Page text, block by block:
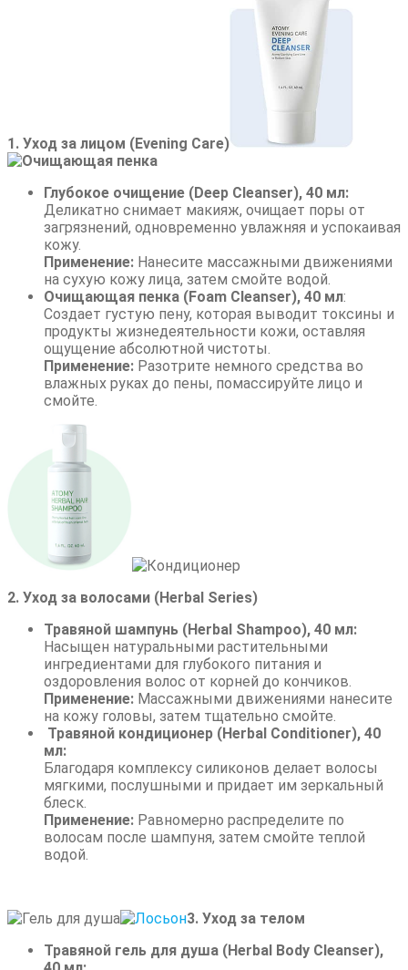
1. Уход за лицом (Evening Care)
Глубокое очищение (Deep Cleanser), 40 мл:
Деликатно снимает макияж, очищает поры от
загрязнений, одновременно увлажняя и успокаивая
кожу.
Применение: Нанесите массажными движениями
на сухую кожу лица, затем смойте водой.
Очищающая пенка (Foam Cleanser), 40 мл:
Создает густую пену, которая выводит токсины и
продукты жизнедеятельности кожи, оставляя
ощущение абсолютной чистоты.
Применение: Разотрите немного средства во
влажных руках до пены, помассируйте лицо и
смойте.
2. Уход за волосами (Herbal Series)
Травяной шампунь (Herbal Shampoo), 40 мл:
Насыщен натуральными растительными
ингредиентами для глубокого питания и
оздоровления волос от корней до кончиков.
Применение: Массажными движениями нанесите
на кожу головы, затем тщательно смойте.
Травяной кондиционер (Herbal Conditioner), 40
мл:
Благодаря комплексу силиконов делает волосы
мягкими, послушными и придает им зеркальный
блеск.
Применение: Равномерно распределите по
волосам после шампуня, затем смойте теплой
водой.
3. Уход за телом
Травяной гель для душа (Herbal Body Cleanser),